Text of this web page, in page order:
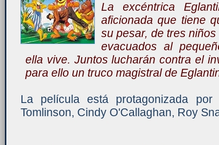
La excéntrica
aficionada que tiene
su pesar, de tres
evacuados al
ella vive. Juntos lucharán contra el
para ello un truco magistral de
La película está protagonizada
Tomlinson, Cindy O'Callaghan, Roy